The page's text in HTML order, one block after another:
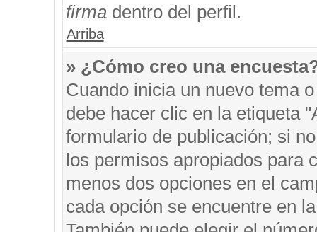
firmadentro del perfil.
Arriba
» ¿Cómo creo una
Cuando inicia un nuevo tema
debe hacer clic en la etiqueta
formulario de publicación; si
los permisos apropiados para
menos dos opciones en el
cada opción se encuentre en